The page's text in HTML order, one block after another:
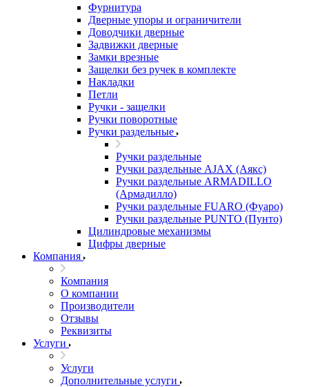
Фурнитура
Дверные упоры и ограничители
Доводчики дверные
Задвижки дверные
Замки врезные
Защелки без ручек в комплекте
Накладки
Петли
Ручки - защелки
Ручки поворотные
Ручки раздельные
Ручки раздельные
Ручки раздельные AJAX (Аякс)
Ручки раздельные ARMADILLO
(Армадилло)
Ручки раздельные FUARO (Фуаро)
Ручки раздельные PUNTO (Пунто)
Цилиндровые механизмы
Цифры дверные
Компания
Компания
О компании
Производители
Отзывы
Реквизиты
Услуги
Услуги
Дополнительные услуги